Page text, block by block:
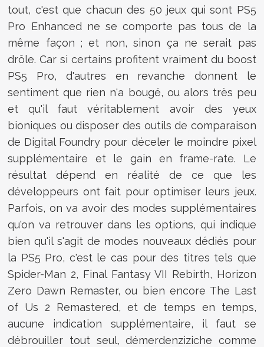
tout, c'est que chacun des 50 jeux qui sont PS5
Pro Enhanced ne se comporte pas tous de la
même façon ; et non, sinon ça ne serait pas
drôle. Car si certains profitent vraiment du boost
PS5 Pro, d'autres en revanche donnent le
sentiment que rien n'a bougé, ou alors très peu
et qu'il faut véritablement avoir des yeux
bioniques ou disposer des outils de comparaison
de Digital Foundry pour déceler le moindre pixel
supplémentaire et le gain en frame-rate. Le
résultat dépend en réalité de ce que les
développeurs ont fait pour optimiser leurs jeux.
Parfois, on va avoir des modes supplémentaires
qu'on va retrouver dans les options, qui indique
bien qu'il s'agit de modes nouveaux dédiés pour
la PS5 Pro, c'est le cas pour des titres tels que
Spider-Man 2, Final Fantasy VII Rebirth, Horizon
Zero Dawn Remaster, ou bien encore The Last
of Us 2 Remastered, et de temps en temps,
aucune indication supplémentaire, il faut se
débrouiller tout seul, démerdenziziche comme